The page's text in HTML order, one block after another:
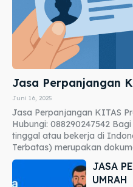
Jasa Perpanjangan
Juni 16, 2025
Jasa Perpanjangan KITAS
Hubungi: 088290247542
tinggal atau bekerja di
Terbatas) merupakan
JASA
UMRAH